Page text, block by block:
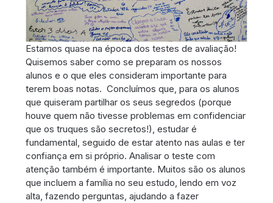
Estamos quase na época dos testes de avaliação!
Quisemos saber como se preparam os nossos
alunos e o que eles consideram importante para
terem boas notas. Concluímos que, para os alunos
que quiseram partilhar os seus segredos (porque
houve quem não tivesse problemas em confidenciar
que os truques são secretos!), estudar é
fundamental, seguido de estar atento nas aulas e ter
confiança em si próprio. Analisar o teste com
atenção também é importante. Muitos são os alunos
que incluem a família no seu estudo, lendo em voz
alta, fazendo perguntas, ajudando a fazer